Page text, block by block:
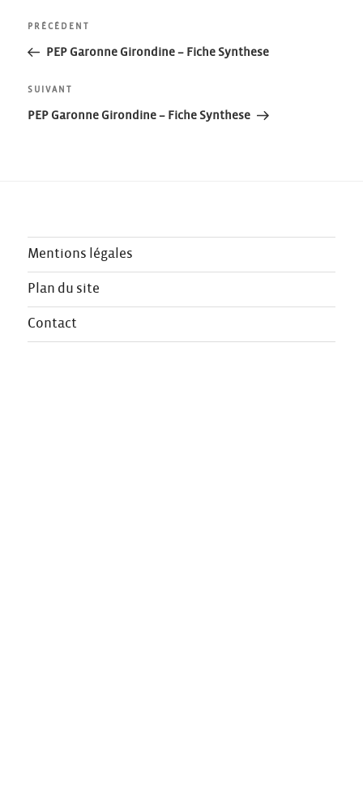
Navigation
l’article
Article
précédent
PRÉCÉDENT
PEP Garonne Girondine – Fiche Synthese
Article
suivant
SUIVANT
PEP Garonne Girondine – Fiche Synthese
Mentions légales
Plan du site
Contact